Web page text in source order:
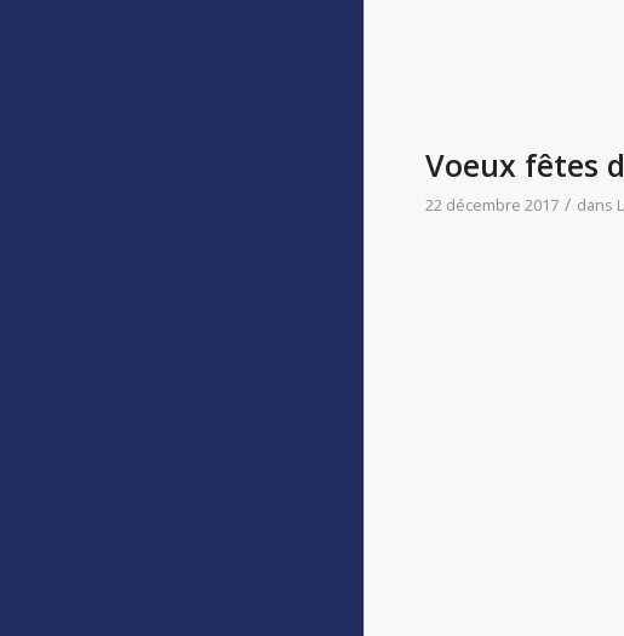
Voeux fêtes
22 décembre 2017 / dans